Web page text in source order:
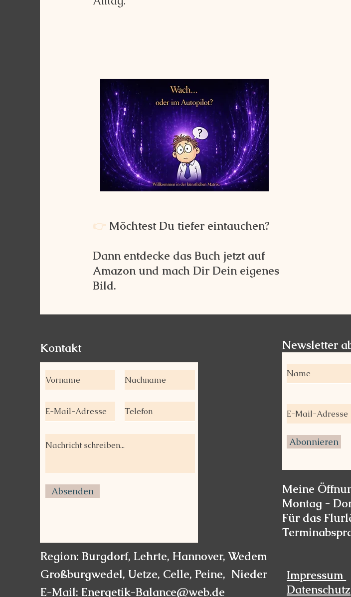
👉 Möchtest Du tiefer eintauchen?
Dann entdecke das Buch jetzt auf
Amazon und mach Dir Dein eigenes
Bild.
Kontakt
Absenden
Region: Burgdorf, Lehrte, Hannover, Wedemark,
Großburgwedel, Uetze, Celle, Peine, Niedersachsen
E-Mail: Energetik-Balance@web.de
Newsletter
Abonnieren
Meine
Montag -
Für das
Impressum
Datenschutz